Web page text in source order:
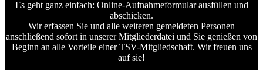
Es geht ganz einfach: Online-Aufnahmeformular ausfüllen und
abschicken.
Wir erfassen Sie und alle weiteren gemeldeten Personen
anschließend sofort in unserer Mitgliederdatei und Sie genießen von
Beginn an alle Vorteile einer TSV-Mitgliedschaft. Wir freuen uns
auf sie!